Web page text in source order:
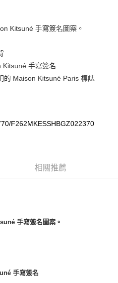
)免運費
上)免運費
)免運費
Kitsuné 手寫簽名圖案。
Kitsuné 手寫簽名
的 Maison Kitsuné Paris 標誌
F262MKESSHBGZ022370
相關推薦
手寫簽名圖案。
手寫簽名